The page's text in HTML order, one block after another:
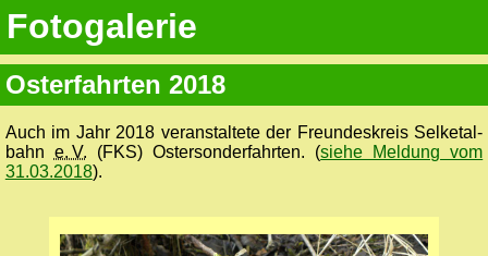
Fotogalerie
Osterfahrten 2018
Auch im Jahr 2018 veranstaltete der Freundes­kreis Selketal­
bahn e. V. (FKS) Ostersonder­fahrten. (siehe Meldung vom
31.03.2018).